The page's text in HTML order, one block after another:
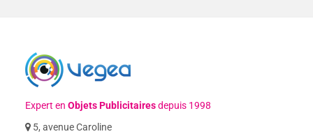
Expert enObjets Publicitairesdepuis 1998
5, avenue Caroline